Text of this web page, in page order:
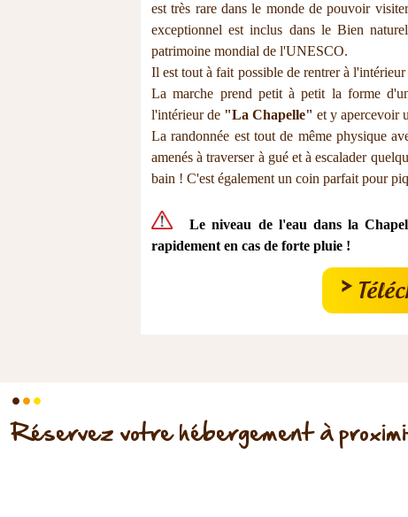
est très rare dans le monde de pouvoir
exceptionnel est inclus dans le Bien
patrimoine mondial de l'UNESCO.
Il est tout à fait possible de rentrer à
La marche prend petit à petit la forme
l'intérieur de "La Chapelle" et y apercevoir
La randonnée est tout de même physique
amenés à traverser à gué et à escalader
bain ! C'est également un coin parfait pour
Le niveau de l'eau dans la
rapidement en cas de forte pluie !
>
...
Réservez votre hébergement à